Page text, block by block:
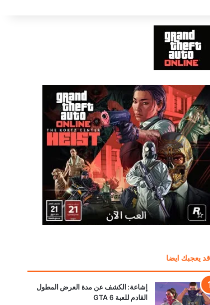
قد يعجبك ايضا
إشاعة: الكشف عن مدة العرض المطول
القادم للعبة GTA 6